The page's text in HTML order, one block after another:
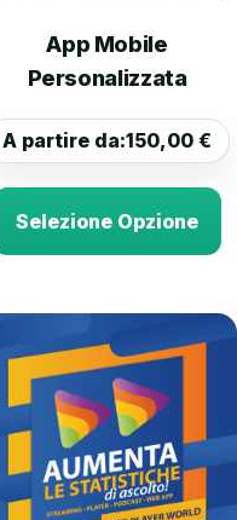
App Mobile
Personalizzata
A partire da:150,00 €
Selezione Opzione